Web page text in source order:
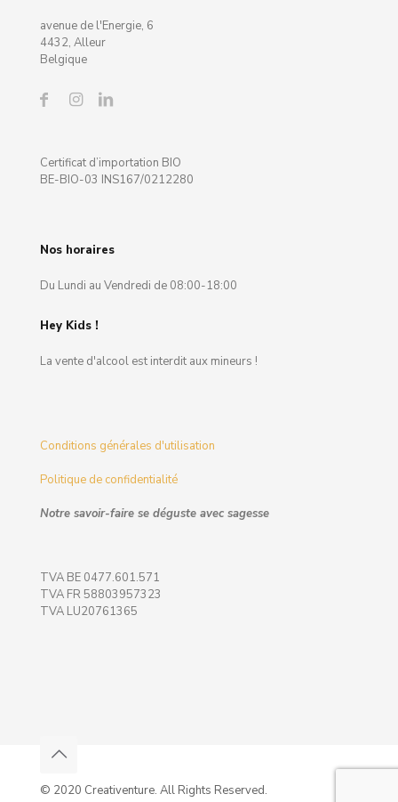
avenue de l'Energie, 6
4432, Alleur
Belgique
Certificat d’importation BIO
BE-BIO-03 INS167/0212280
Nos horaires
Du Lundi au Vendredi de 08:00-18:00
Hey Kids !
La vente d'alcool est interdit aux mineurs !
Conditions générales d'utilisation
Politique de confidentialité
Notre savoir-faire se déguste avec sagesse
TVA BE 0477.601.571
TVA FR 58803957323
TVA LU20761365
© 2020 Creativenture. All Rights Reserved.